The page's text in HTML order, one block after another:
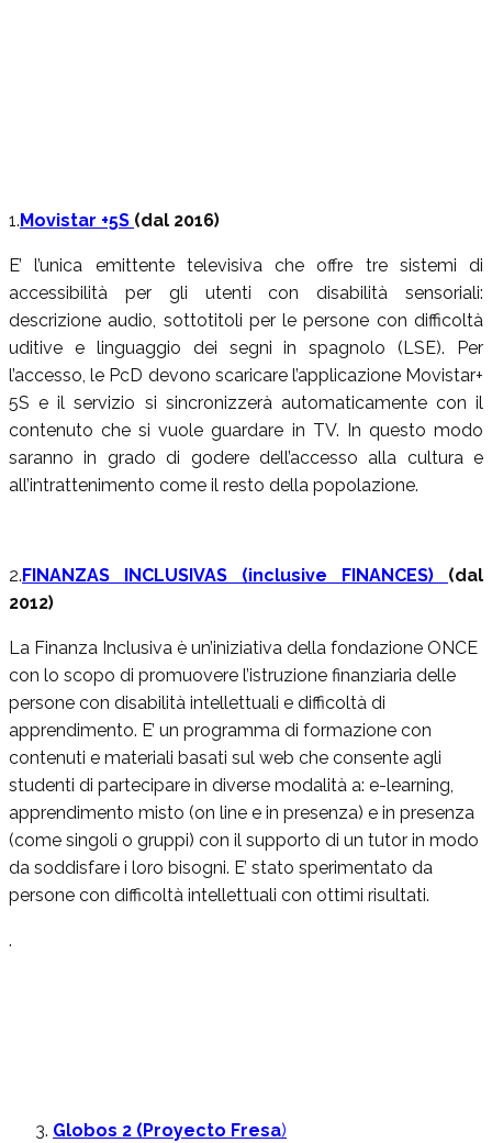
1.Movistar +5S (dal 2016)
E’ l’unica emittente televisiva che offre tre sistemi di
accessibilità per gli utenti con disabilità sensoriali:
descrizione audio, sottotitoli per le persone con difficoltà
uditive e linguaggio dei segni in spagnolo (LSE). Per
l’accesso, le PcD devono scaricare l’applicazione Movistar+
5S e il servizio si sincronizzerà automaticamente con il
contenuto che si vuole guardare in TV. In questo modo
saranno in grado di godere dell’accesso alla cultura e
all’intrattenimento come il resto della popolazione.
2.FINANZAS INCLUSIVAS (inclusive FINANCES) (dal
2012)
La Finanza Inclusiva è un’iniziativa della fondazione ONCE
con lo scopo di promuovere l’istruzione finanziaria delle
persone con disabilità intellettuali e difficoltà di
apprendimento. E’ un programma di formazione con
contenuti e materiali basati sul web che consente agli
studenti di partecipare in diverse modalità a: e-learning,
apprendimento misto (on line e in presenza) e in presenza
(come singoli o gruppi) con il supporto di un tutor in modo
da soddisfare i loro bisogni. E’ stato sperimentato da
persone con difficoltà intellettuali con ottimi risultati.
.
Globos 2 (Proyecto Fresa)